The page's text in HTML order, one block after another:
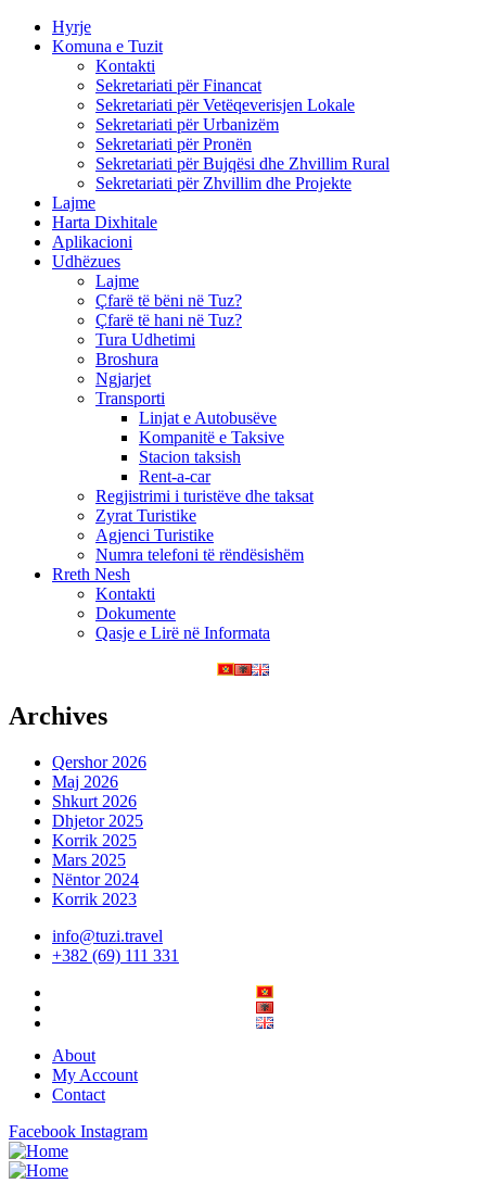
Hyrje
Komuna e Tuzit
Kontakti
Sekretariati për Financat
Sekretariati për Vetëqeverisjen Lokale
Sekretariati për Urbanizëm
Sekretariati për Pronën
Sekretariati për Bujqësi dhe Zhvillim Rural
Sekretariati për Zhvillim dhe Projekte
Lajme
Harta Dixhitale
Aplikacioni
Udhëzues
Lajme
Çfarë të bëni në Tuz?
Çfarë të hani në Tuz?
Tura Udhetimi
Broshura
Ngjarjet
Transporti
Linjat e Autobusëve
Kompanitë e Taksive
Stacion taksish
Rent-a-car
Regjistrimi i turistëve dhe taksat
Zyrat Turistike
Agjenci Turistike
Numra telefoni të rëndësishëm
Rreth Nesh
Kontakti
Dokumente
Qasje e Lirë në Informata
Archives
Qershor 2026
Maj 2026
Shkurt 2026
Dhjetor 2025
Korrik 2025
Mars 2025
Nëntor 2024
Korrik 2023
info@tuzi.travel
+382 (69) 111 331
About
My Account
Contact
Facebook Instagram